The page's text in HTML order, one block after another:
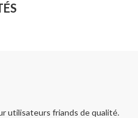
utilisateurs friands de qualité.